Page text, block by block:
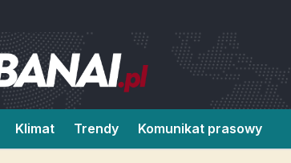
Klimat Trendy Komunikat prasowy